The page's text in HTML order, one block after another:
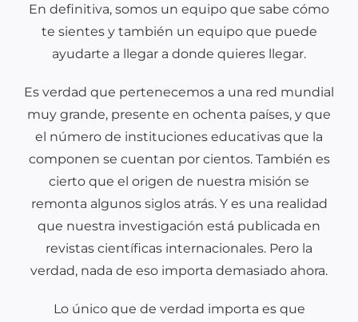
En definitiva, somos un equipo que sabe cómo
te sientes y también un equipo que puede
ayudarte a llegar a donde quieres llegar.
Es verdad que pertenecemos a una red mundial
muy grande, presente en ochenta países, y que
el número de instituciones educativas que la
componen se cuentan por cientos. También es
cierto que el origen de nuestra misión se
remonta algunos siglos atrás. Y es una realidad
que nuestra investigación está publicada en
revistas científicas internacionales. Pero la
verdad, nada de eso importa demasiado ahora.
Lo único que de verdad importa es que